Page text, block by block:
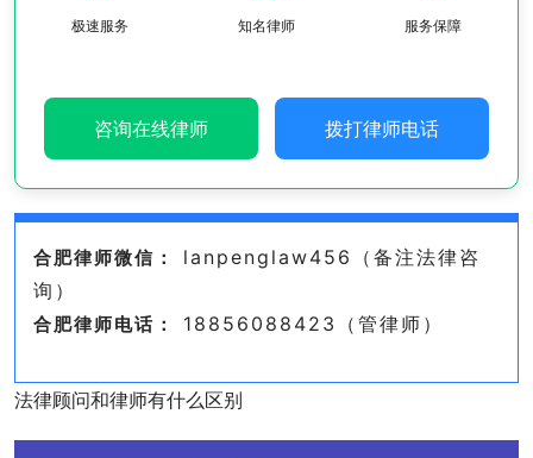
极速服务 知名律师 服务保障
咨询在线律师 拨打律师电话
合肥律师微信：
lanpenglaw456（备注法律咨
询）
合肥律师电话： 18856088423（管律师）
法律顾问和律师有什么区别